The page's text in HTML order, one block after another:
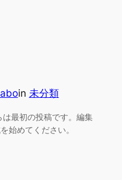
in 未分類
最初の投稿です。編集
始めてください。